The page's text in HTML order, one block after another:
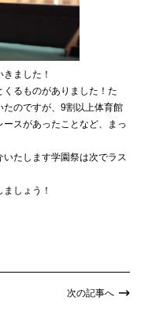
ました！
るものがありました！た
のですが、9割以上体育館
スがあったことなど、まっ
たします学園祭は次でラス
しょう！
次の記事へ